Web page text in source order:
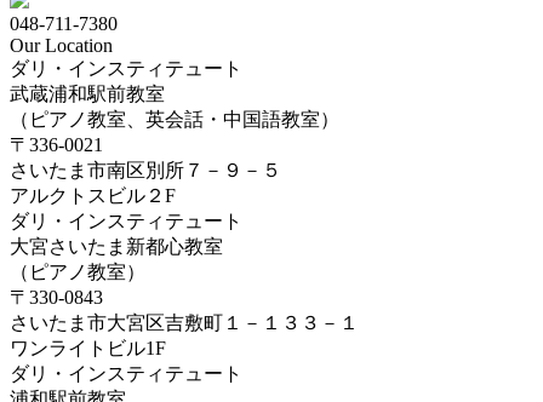
048-711-7380
Our Location
ダリ・インスティテュート
武蔵浦和駅前教室
（ピアノ教室、英会話・中国語教室）
〒336-0021
さいたま市南区別所７－９－５
アルクトスビル２F
ダリ・インスティテュート
大宮さいたま新都心教室
（ピアノ教室）
〒330-0843
さいたま市大宮区吉敷町１－１３３－１
ワンライトビル1F
ダリ・インスティテュート